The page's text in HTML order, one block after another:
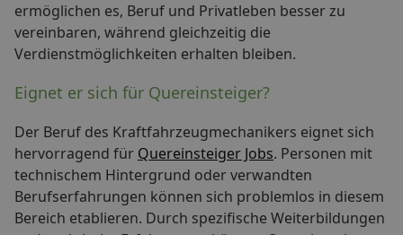
ermöglichen es, Beruf und Privatleben besser zu
vereinbaren, während gleichzeitig die
Verdienstmöglichkeiten erhalten bleiben.
Eignet er sich für Quereinsteiger?
Der Beruf des Kraftfahrzeugmechanikers eignet sich
hervorragend für Quereinsteiger Jobs. Personen mit
technischem Hintergrund oder verwandten
Berufserfahrungen können sich problemlos in diesem
Bereich etablieren. Durch spezifische Weiterbildungen